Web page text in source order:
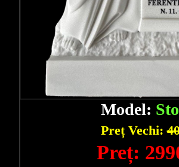
Model:
Preț Vechi:
Preț: